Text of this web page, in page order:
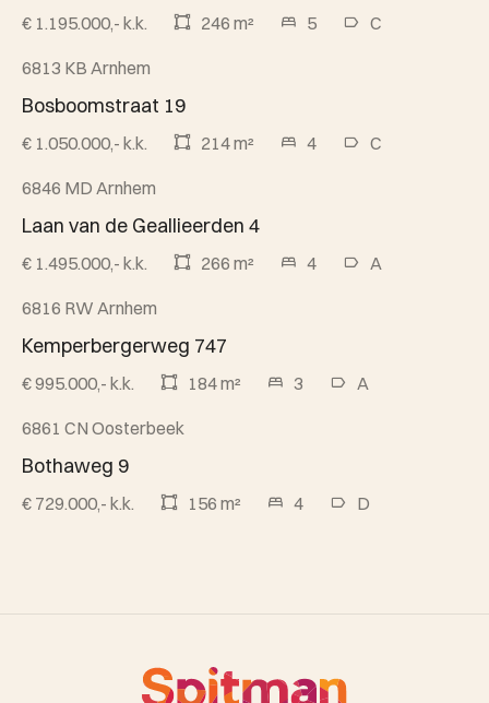
€ 1.195.000,- k.k. 246 m² 5 C
Verkocht onder voorbehoud
6813 KB Arnhem
Bosboomstraat 19
€ 1.050.000,- k.k. 214 m² 4 C
Verkocht
6846 MD Arnhem
Laan van de Geallieerden 4
€ 1.495.000,- k.k. 266 m² 4 A
Beschikbaar
6816 RW Arnhem
Kemperbergerweg 747
€ 995.000,- k.k. 184 m² 3 A
Beschikbaar
6861 CN Oosterbeek
Bothaweg 9
€ 729.000,- k.k. 156 m² 4 D